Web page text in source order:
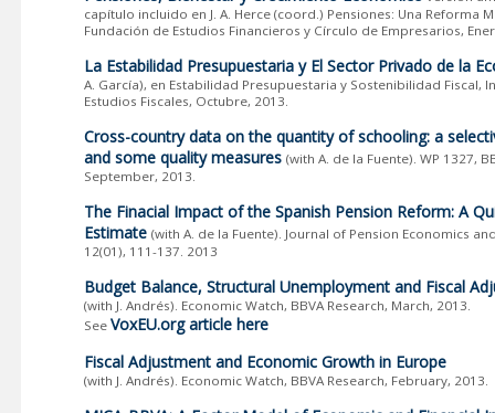
capítulo incluido en J. A. Herce (coord.) Pensiones: Una Reforma
Fundación de Estudios Financieros y Círculo de Empresarios,
La Estabilidad Presupuestaria y El Sector Privado de la
A. García), en Estabilidad Presupuestaria y Sostenibilidad Fiscal,
Estudios Fiscales, Octubre, 2013.
Cross-country data on the quantity of schooling: a
and some quality measures (with A. de la Fuente). WP 1327,
September, 2013.
The Finacial Impact of the Spanish Pension Reform: A
Estimate (with A. de la Fuente). Journal of Pension Economics
12(01), 111-137. 2013
Budget Balance, Structural Unemployment and Fiscal
(with J. Andrés). Economic Watch, BBVA Research, March, 2013.
See VoxEU.org article here
Fiscal Adjustment and Economic Growth in Europe
(with J. Andrés). Economic Watch, BBVA Research, February, 2013.